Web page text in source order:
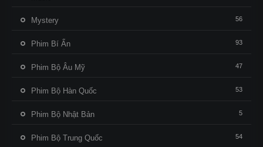
Mystery 56
Phim Bí Ẩn 93
Phim Bộ Âu Mỹ 47
Phim Bộ Hàn Quốc 53
Phim Bộ Nhật Bản 5
Phim Bộ Trung Quốc 54